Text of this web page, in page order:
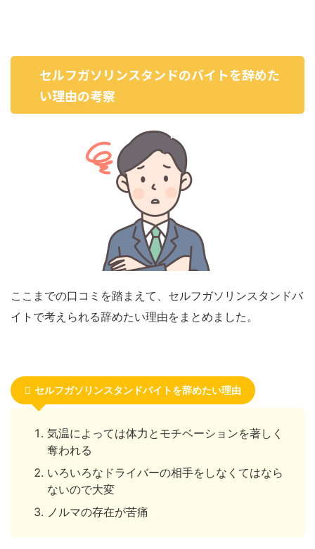
セルフガソリンスタンドのバイトを辞めた
い理由の考察
ここまでの口コミを踏まえて、セルフガソリンスタンドバ
イトで考えられる辞めたい理由をまとめました。
セルフガソリンスタンドバイトを辞めたい理由
気温によっては体力とモチベーションを著しく
奪われる
いろいろなドライバーの相手をしなくてはなら
ないので大変
ノルマの存在が苦痛